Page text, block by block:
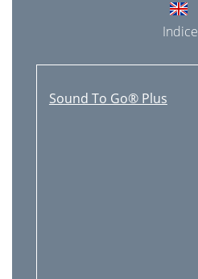
Indice
Sound To Go® Plus